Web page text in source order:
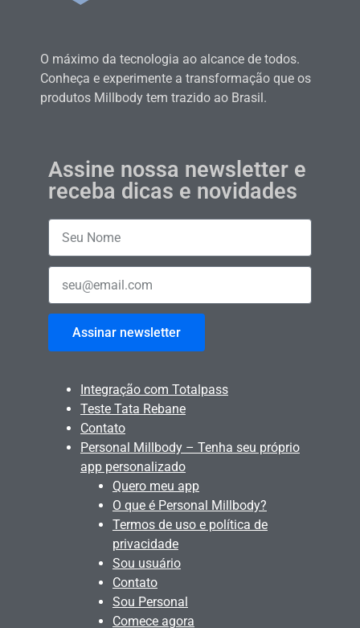
O máximo da tecnologia ao alcance de todos.
Conheça e experimente a transformação que os
produtos Millbody tem trazido ao Brasil.
Assine nossa newsletter e
receba dicas e novidades
Assinar newsletter
Integração com Totalpass
Teste Tata Rebane
Contato
Personal Millbody – Tenha seu próprio
app personalizado
Quero meu app
O que é Personal Millbody?
Termos de uso e política de
privacidade
Sou usuário
Contato
Sou Personal
Comece agora